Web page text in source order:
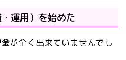
運用）を始めた
が全く出来ていませんでし